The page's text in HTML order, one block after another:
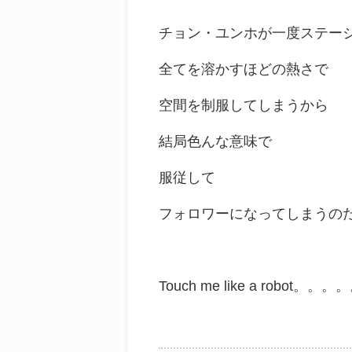
チョン・ユンホが一度ステー
全てを溶かすほどの熱さで
空間を制服してしまうから
結局色んな意味で
服従して
フォロワーになってしまうの
Touch me like a robot。。。。